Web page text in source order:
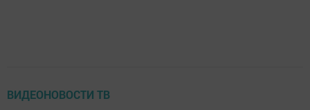
ВИДЕОНОВОСТИ ТВ